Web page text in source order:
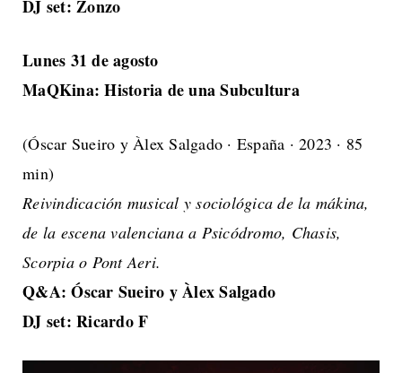
DJ set: Zonzo
Lunes 31 de agosto
MaQKina: Historia de una Subcultura
(Óscar Sueiro y Àlex Salgado · España · 2023 · 85
min)
Reivindicación musical y sociológica de la mákina,
de la escena valenciana a Psicódromo, Chasis,
Scorpia o Pont Aeri.
Q&A: Óscar Sueiro y Àlex Salgado
DJ set: Ricardo F